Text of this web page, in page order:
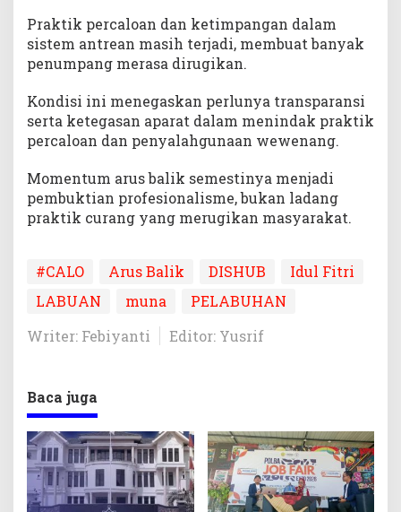
Praktik percaloan dan ketimpangan dalam
sistem antrean masih terjadi, membuat banyak
penumpang merasa dirugikan.
Kondisi ini menegaskan perlunya transparansi
serta ketegasan aparat dalam menindak praktik
percaloan dan penyalahgunaan wewenang.
Momentum arus balik semestinya menjadi
pembuktian profesionalisme, bukan ladang
praktik curang yang merugikan masyarakat.
#CALO Arus Balik DISHUB
Idul Fitri
LABUAN
muna
PELABUHAN
Writer: Febiyanti
Editor: Yusrif
Baca juga